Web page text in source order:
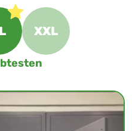
XXL